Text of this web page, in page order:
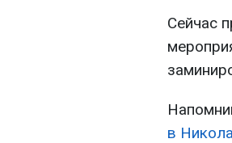
Сейчас
в